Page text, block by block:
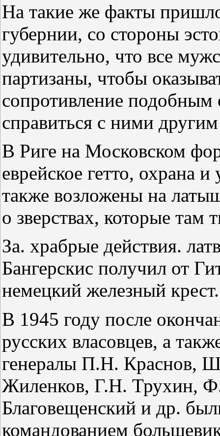
На такие же факты
губернии, со стороны
удивительно, что все
партизаны, чтобы
сопротивление подобным
справиться с ними
В Риге на Московском
еврейское гетто, охрана
также возложены на
о зверствах, которые там
За. храбрые действия.
Бангерскис получил от
немецкий железный крест.
В 1945 году после
русских власовцев, а
генералы П.Н.
Жиленков, Г.Н. Трухин,
Благовещенский и др.
командованием